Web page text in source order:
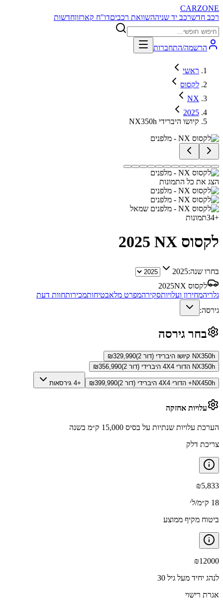
CARZONE
רכב חדשרכב יד שניההשוואת רכביםדו"ח קארזוןחדשות
הרשמה/התחברות
ראשי
לקסוס
NX
2025
NX350h קיושו היברידי
הצג את כל התמונות
+
34תמונות
לקסוס NX 2025
בחרו שנה:2025
לקסוס NX
2025
גלריהמחירון ועלויותסקירהמפרט מלאבטיחותמכירותחוות דעת
גירסה:
בחר גירסה
NX350h קיושו היברידי (דור 2) ₪329,990
NX350h הדורי 4X4 היברידי (דור 2)
₪356,990
NX450h+ הדורי 4X4 היברידי (דור 2) ₪399,990 +4 גירסאות
עלויות אחזקה
הערכת עלויות שנתיות על בסיס 15,000 ק״מ בשנה
צריכת דלק
₪5,833
18 ק״מ/ל׳
ביטוח מקיף ממוצע
₪12000
לנהג יחיד מעל גיל 30
אגרת רישוי